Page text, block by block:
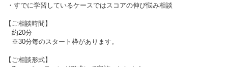
・すでに学習しているケースではスコアの伸び悩み相談
【ご相談時間】
約20分
※30分毎のスタート枠があります。
【ご相談形式】